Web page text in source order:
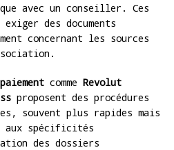
avec un conseiller. Ces
des documents
concernant les sources
comme Revolut
proposent des procédures
souvent plus rapides mais
aux spécificités
des dossiers